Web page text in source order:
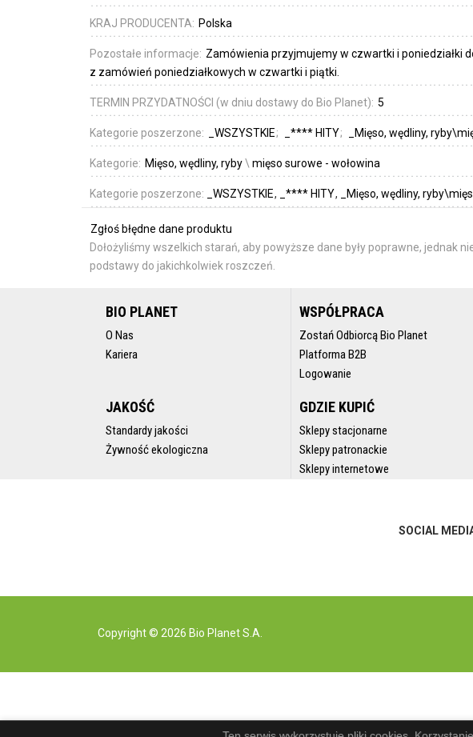
KRAJ PRODUCENTA: Polska
Pozostałe informacje: Zamówienia przyjmujemy w czwartki i poniedziałki
z zamówień poniedziałkowych w czwartki i piątki.
TERMIN PRZYDATNOŚCI (w dniu dostawy do Bio Planet): 5
Kategorie poszerzone: _WSZYSTKIE _**** HITY _Mięso, wędliny,
Kategorie: Mięso, wędliny, ryby\ mięso surowe - wołowina
Kategorie poszerzone: _WSZYSTKIE _**** HITY _Mięso, wędliny,
Zgłoś błędne dane produktu
Dołożyliśmy wszelkich starań, aby powyższe dane były poprawne,
podstawy do jakichkolwiek roszczeń.
BIO PLANET
O Nas
Kariera
WSPÓŁPRACA
Zostań Odbiorcą Bio Planet
Platforma B2B
Logowanie
JAKOŚĆ
Standardy jakości
Żywność ekologiczna
GDZIE KUPIĆ
Sklepy stacjonarne
Sklepy patronackie
Sklepy internetowe
SOCIAL
Copyright © 2026 Bio Planet S.A.